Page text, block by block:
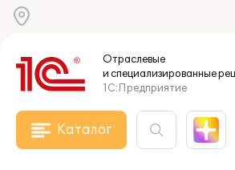
Отраслевые
и специализированные
1С:Предприятие
Каталог